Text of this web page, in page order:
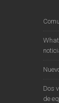
Dos
de